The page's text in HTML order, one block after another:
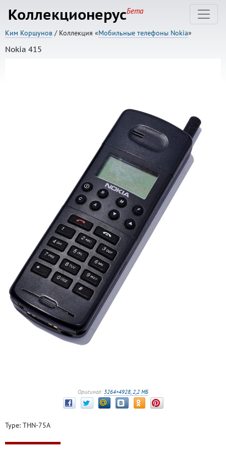
КоллекционерусБета
Ким Коршунов / Коллекция «Мобильные телефоны Nokia»
Nokia 415
Оригинал: 3264×4928, 2,2 МБ
Type: THN-75A